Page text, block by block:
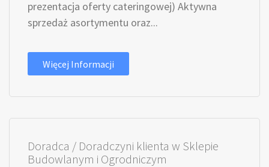
prezentacja oferty cateringowej) Aktywna
sprzedaż asortymentu oraz...
Więcej Informacji
Doradca / Doradczyni klienta w Sklepie
Budowlanym i Ogrodniczym